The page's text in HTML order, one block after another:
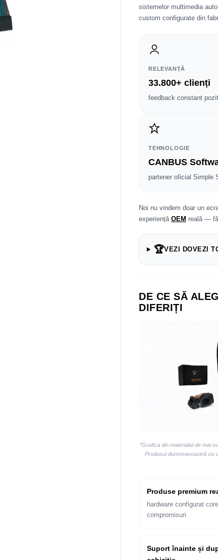
sistemelor multimedia
custom configurate din
RELEVANȚĂ
33.800+ clienți
feedback constant
TEHNOLOGIE
CANBUS
partener oficial Simple
Noi nu vindem doar un
experiență OEM reală —
🏆VEZI DOVEZI
DE CE SĂ
DIFERIȚI
*Grafica din materialul de mai
Produsul dumneavoastră va
Produse premium
hardware configurat
compromisuri
Suport înainte și